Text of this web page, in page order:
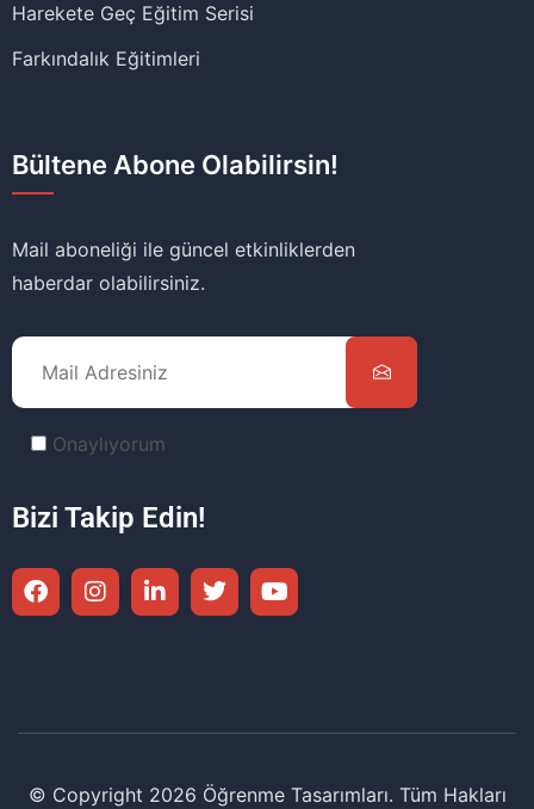
Harekete Geç Eğitim Serisi
Farkındalık Eğitimleri
Bültene Abone Olabilirsin!
Mail aboneliği ile güncel etkinliklerden
haberdar olabilirsiniz.
Onaylıyorum
Bizi Takip Edin!
© Copyright 2026 Öğrenme Tasarımları. Tüm Hakları